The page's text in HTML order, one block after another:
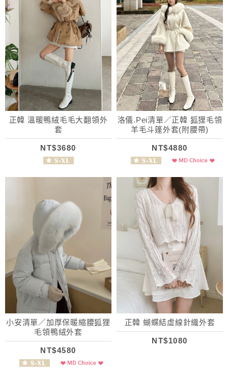
正韓 溫暖鴨絨毛毛大翻領外
套
NT$3680
洛儀.Pei清單／正韓 狐狸毛領
羊毛斗篷外套(附腰帶)
NT$4880
小安清單／加厚保暖縮腰狐狸
毛領鴨絨外套
NT$4580
正韓 蝴蝶結虛線針織外套
NT$1080